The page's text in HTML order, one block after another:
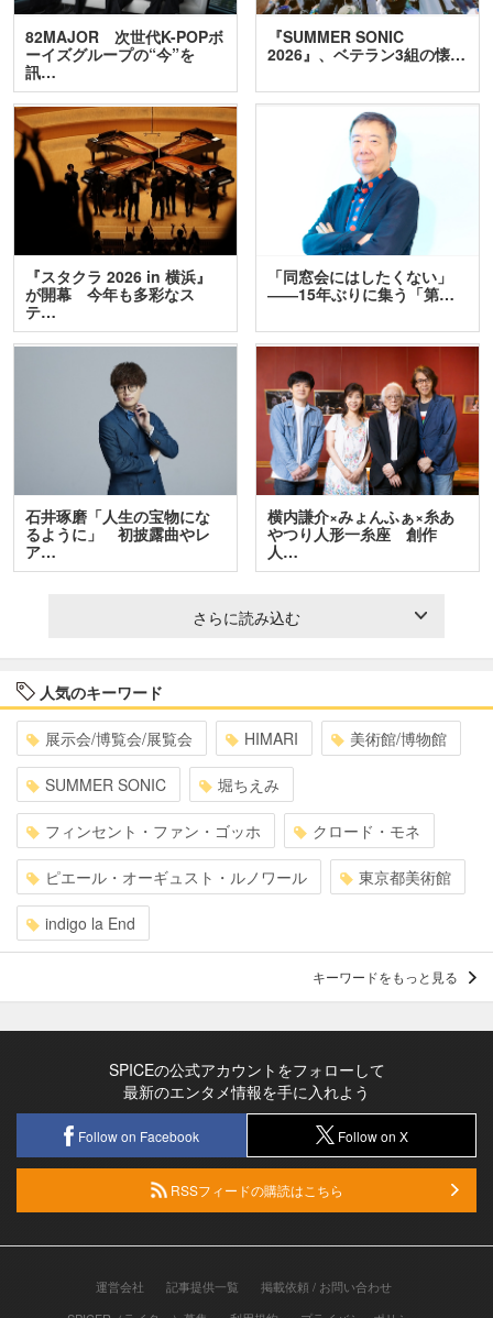
82MAJOR 次世代K-POPボ
ーイズグループの“今”を
訊…
『SUMMER SONIC
2026』、ベテラン3組の懐…
『スタクラ 2026 in 横浜』
が開幕 今年も多彩なス
テ…
「同窓会にはしたくない」
――15年ぶりに集う「第…
石井琢磨「人生の宝物にな
るように」 初披露曲やレ
ア…
横内謙介×みょんふぁ×糸あ
やつり人形一糸座 創作
人…
さらに読み込む
人気のキーワード
展示会/博覧会/展覧会 HIMARI 美術館/博物館
SUMMER SONIC 堀ちえみ
フィンセント・ファン・ゴッホ クロード・モネ
ピエール・オーギュスト・ルノワール 東京都美術館
indigo la End
キーワードをもっと見る
SPICEの公式アカウントをフォローして
最新のエンタメ情報を手に入れよう
Follow on Facebook Follow on X
RSSフィードの購読はこちら
運営会社 記事提供一覧
掲載依頼 / お問い合わせ